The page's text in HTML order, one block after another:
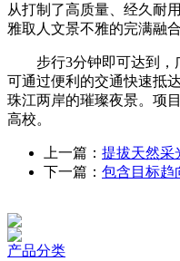
从打制了高质量、经久耐
雅取人文景不雅的完满融
步行3分钟即可达到，
可通过便利的交通快速抵
珠江两岸的璀璨夜景。项
高校。
上一篇： 提拔天然采
下一篇： 包含目标趋
产品分类